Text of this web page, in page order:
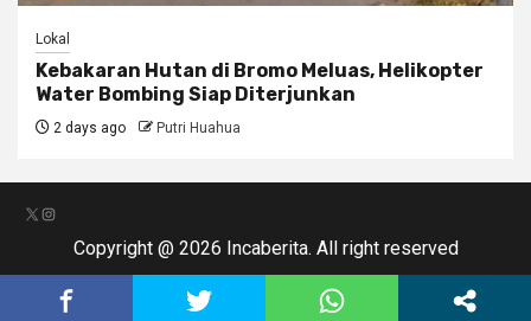
Lokal
Kebakaran Hutan di Bromo Meluas, Helikopter
Water Bombing Siap Diterjunkan
2 days ago Putri Huahua
X Instagram
Copyright @ 2026 Incaberita. All right reserved